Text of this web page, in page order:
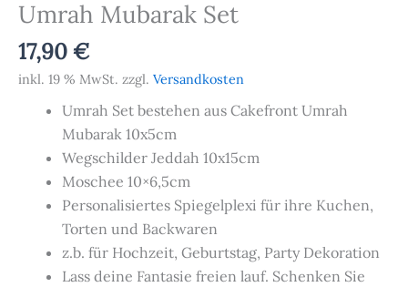
Umrah Mubarak Set
17,90€
inkl. 19 % MwSt. zzgl. Versandkosten
Umrah Set bestehen aus Cakefront Umrah
Mubarak 10x5cm
Wegschilder Jeddah 10x15cm
Moschee 10×6,5cm
Personalisiertes Spiegelplexi für ihre Kuchen,
Torten und Backwaren
z.b. für Hochzeit, Geburtstag, Party Dekoration
Lass deine Fantasie freien lauf. Schenken Sie